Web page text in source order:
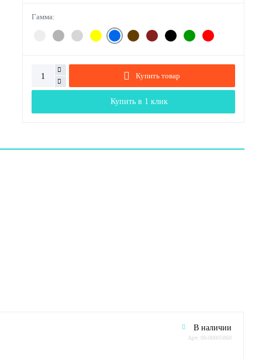
Гамма:
Купить товар
Купить в 1 клик
В наличии
Арт: 00-00005860